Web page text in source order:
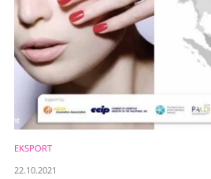
EKSPORT
22.10.2021